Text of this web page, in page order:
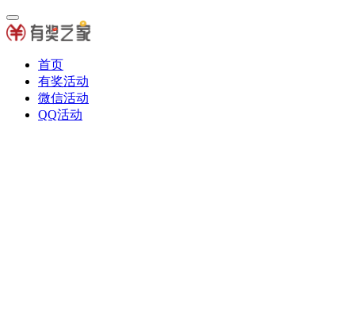
首页
有奖活动
微信活动
QQ活动